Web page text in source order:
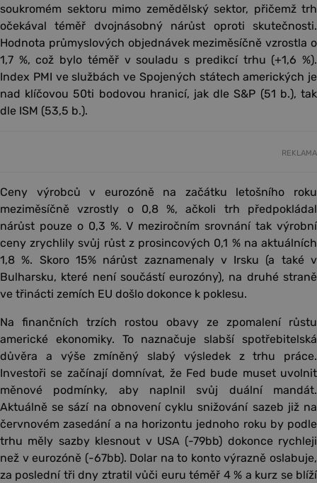
soukromém sektoru mimo zemědělský sektor, přičemž trh
očekával téměř dvojnásobný nárůst oproti skutečnosti.
Hodnota průmyslových objednávek meziměsíčně vzrostla o
1,7 %, což bylo téměř v souladu s predikcí trhu (+1,6 %).
Index PMI ve službách ve Spojených státech amerických je
nad klíčovou 50ti bodovou hranicí, jak dle S&P (51 b.), tak
dle ISM (53,5 b.).
REKLAMA
Ceny výrobců v eurozóně na začátku letošního roku
meziměsíčně vzrostly o 0,8 %, ačkoli trh předpokládal
nárůst pouze o 0,3 %. V meziročním srovnání tak výrobní
ceny zrychlily svůj růst z prosincových 0,1 % na aktuálních
1,8 %. Skoro 15% nárůst zaznamenaly v Irsku (a také v
Bulharsku, které není součástí eurozóny), na druhé straně
ve třinácti zemích EU došlo dokonce k poklesu.
Na finančních trzích rostou obavy ze zpomalení růstu
americké ekonomiky. To naznačuje slabší spotřebitelská
důvěra a výše zmíněný slabý výsledek z trhu práce.
Investoři se začínají domnívat, že Fed bude muset uvolnit
měnové podmínky, aby naplnil svůj duální mandát.
Aktuálně se sází na obnovení cyklu snižování sazeb již na
červnovém zasedání a na horizontu jednoho roku by podle
trhu měly sazby klesnout v USA (-79bb) dokonce rychleji
než v eurozóně (-67bb). Dolar na to konto výrazně oslabuje,
za poslední tři dny ztratil vůči euru téměř 4 % a kurz se blíží